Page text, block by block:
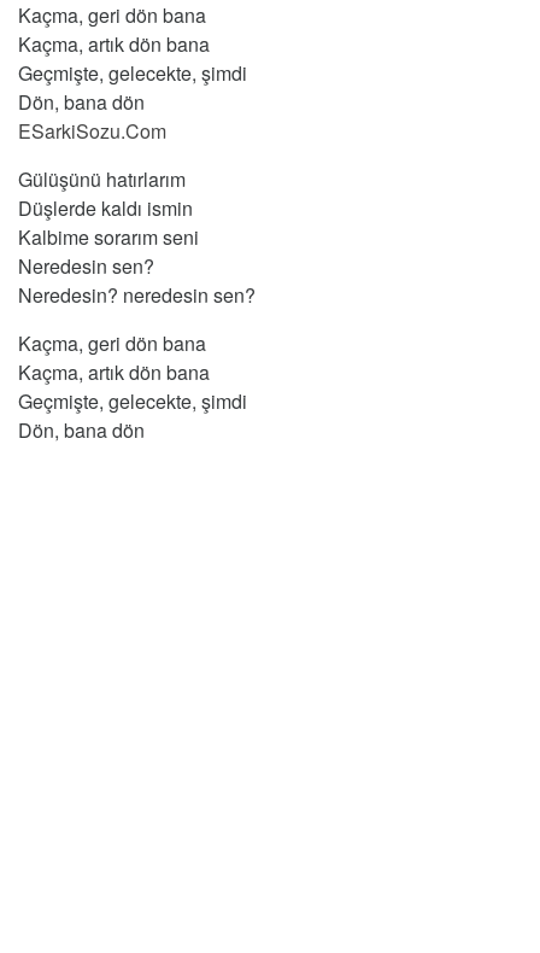
Kaçma, geri dön bana
Kaçma, artık dön bana
Geçmişte, gelecekte, şimdi
Dön, bana dön
ESarkiSozu.Com
Gülüşünü hatırlarım
Düşlerde kaldı ismin
Kalbime sorarım seni
Neredesin sen?
Neredesin? neredesin sen?
Kaçma, geri dön bana
Kaçma, artık dön bana
Geçmişte, gelecekte, şimdi
Dön, bana dön